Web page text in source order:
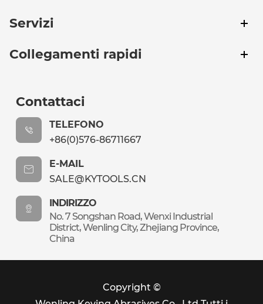
Servizi
Collegamenti rapidi
Contattaci
TELEFONO
+86(0)576-86711667
E-MAIL
SALE@KYTOOLS.CN
INDIRIZZO
No. 7 Songshan Road, Wenxi Industrial
District, Wenling City, Zhejiang Province,
China
Copyright ©